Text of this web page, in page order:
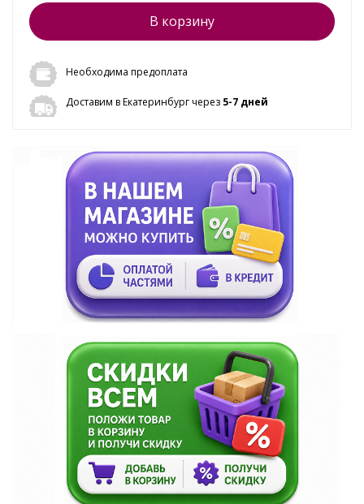
В корзину
Необходима предоплата
Доставим в Екатеринбург через 5-7 дней